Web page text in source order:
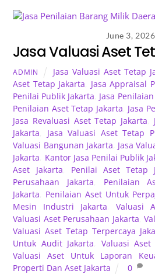
June 3, 2026
Jasa Valuasi Aset
ADMIN Jasa Valuasi Aset Tetap
Aset Tetap Jakarta
Jasa Appraisal
Penilai Publik Jakarta Jasa
Penilaian Aset Tetap Jakarta Jasa
Jasa Revaluasi Aset Tetap Jakarta
Jakarta
Jasa Valuasi Aset Tetap
Valuasi Bangunan Jakarta Jasa
Jakarta
Kantor Jasa Penilai Publik
Aset Jakarta
Penilai Aset Tetap
Perusahaan Jakarta
Penilaian
Jakarta
Penilaian Aset Untuk
Mesin Industri Jakarta ,Valuasi
Valuasi Aset Perusahaan Jakarta ,
Valuasi Aset Tetap Terpercaya
Untuk Audit Jakarta
Valuasi
Valuasi Aset Untuk Laporan
Properti Dan Aset Jakarta
0